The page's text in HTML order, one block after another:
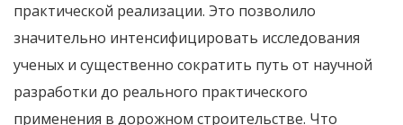
практической реализации. Это позволило
значительно интенсифицировать исследования
ученых и существенно сократить путь от научной
разработки до реального практического
применения в дорожном строительстве. Что